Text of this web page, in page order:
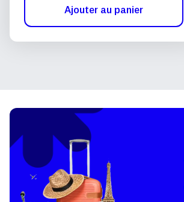
Ajouter au panier